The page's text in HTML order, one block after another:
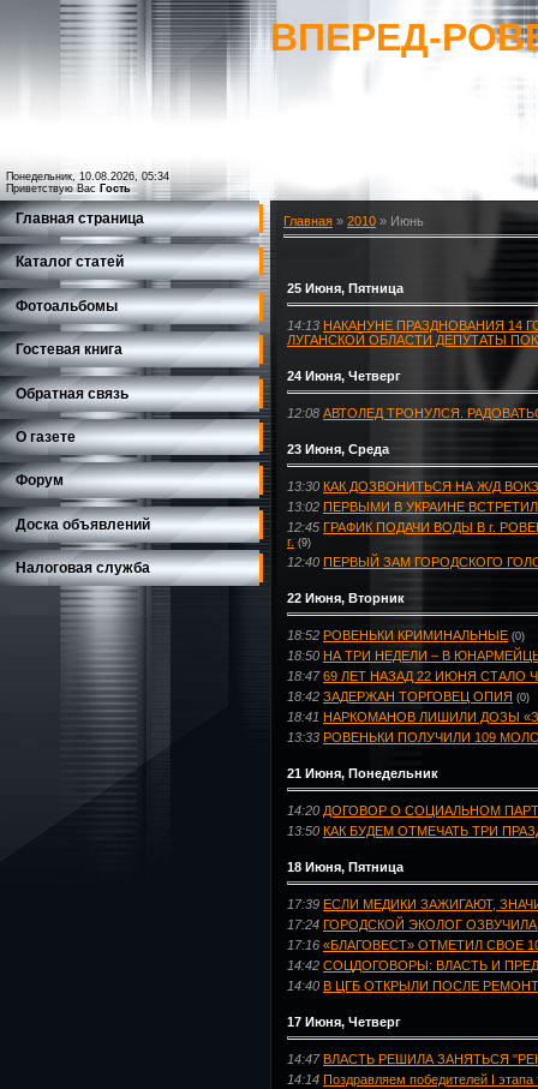
Понедельник, 10.08.2026, 05:34
Приветствую Вас Гость
ВПЕРЕД-
Главная страница
Каталог статей
Фотоальбомы
Гостевая книга
Обратная связь
О газете
Форум
Доска объявлений
Налоговая служба
Главная » 2010 » Июнь
25 Июня, Пятница
14:13 НАКАНУНЕ ПРАЗДНОВАНИЯ 14
ЛУГАНСКОЙ ОБЛАСТИ ДЕПУТАТЫ
24 Июня, Четверг
12:08 АВТОЛЕД ТРОНУЛСЯ.
23 Июня, Среда
13:30 КАК ДОЗВОНИТЬСЯ НА Ж/Д
13:02 ПЕРВЫМИ В УКРАИНЕ
12:45 ГРАФИК ПОДАЧИ ВОДЫ В г.
г. (9)
12:40 ПЕРВЫЙ ЗАМ ГОРОДСКОГО
22 Июня, Вторник
18:52 РОВЕНЬКИ КРИМИНАЛЬНЫЕ (0)
18:50 НА ТРИ НЕДЕЛИ – В
18:47 69 ЛЕТ НАЗАД 22 ИЮНЯ СТАЛО
18:42 ЗАДЕРЖАН ТОРГОВЕЦ ОПИЯ (0)
18:41 НАРКОМАНОВ ЛИШИЛИ ДОЗЫ
13:33 РОВЕНЬКИ ПОЛУЧИЛИ 109
21 Июня, Понедельник
14:20 ДОГОВОР О СОЦИАЛЬНОМ
13:50 КАК БУДЕМ ОТМЕЧАТЬ ТРИ
18 Июня, Пятница
17:39 ЕСЛИ МЕДИКИ ЗАЖИГАЮТ,
17:24 ГОРОДСКОЙ ЭКОЛОГ
17:16 «БЛАГОВЕСТ» ОТМЕТИЛ СВОЕ
14:42 СОЦДОГОВОРЫ: ВЛАСТЬ И
14:40 В ЦГБ ОТКРЫЛИ ПОСЛЕ
17 Июня, Четверг
14:47 ВЛАСТЬ РЕШИЛА ЗАНЯТЬСЯ
14:14 Поздравляем победителей I